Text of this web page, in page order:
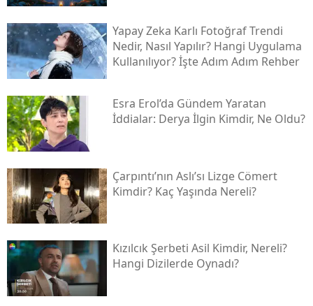
Yapay Zeka Karlı Fotoğraf Trendi
Nedir, Nasıl Yapılır? Hangi Uygulama
Kullanılıyor? İşte Adım Adım Rehber
Esra Erol’da Gündem Yaratan
İddialar: Derya İlgin Kimdir, Ne Oldu?
Çarpıntı’nın Aslı’sı Lizge Cömert
Kimdir? Kaç Yaşında Nereli?
Kızılcık Şerbeti Asil Kimdir, Nereli?
Hangi Dizilerde Oynadı?